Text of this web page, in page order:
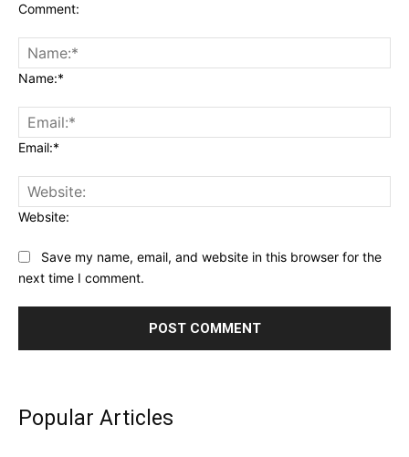
Comment:
Name:*
Email:*
Website:
Save my name, email, and website in this browser for the
next time I comment.
Popular Articles